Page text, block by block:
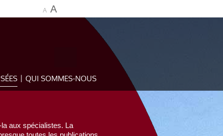
A A
QUI SOMMES-NOUS
aux spécialistes. La